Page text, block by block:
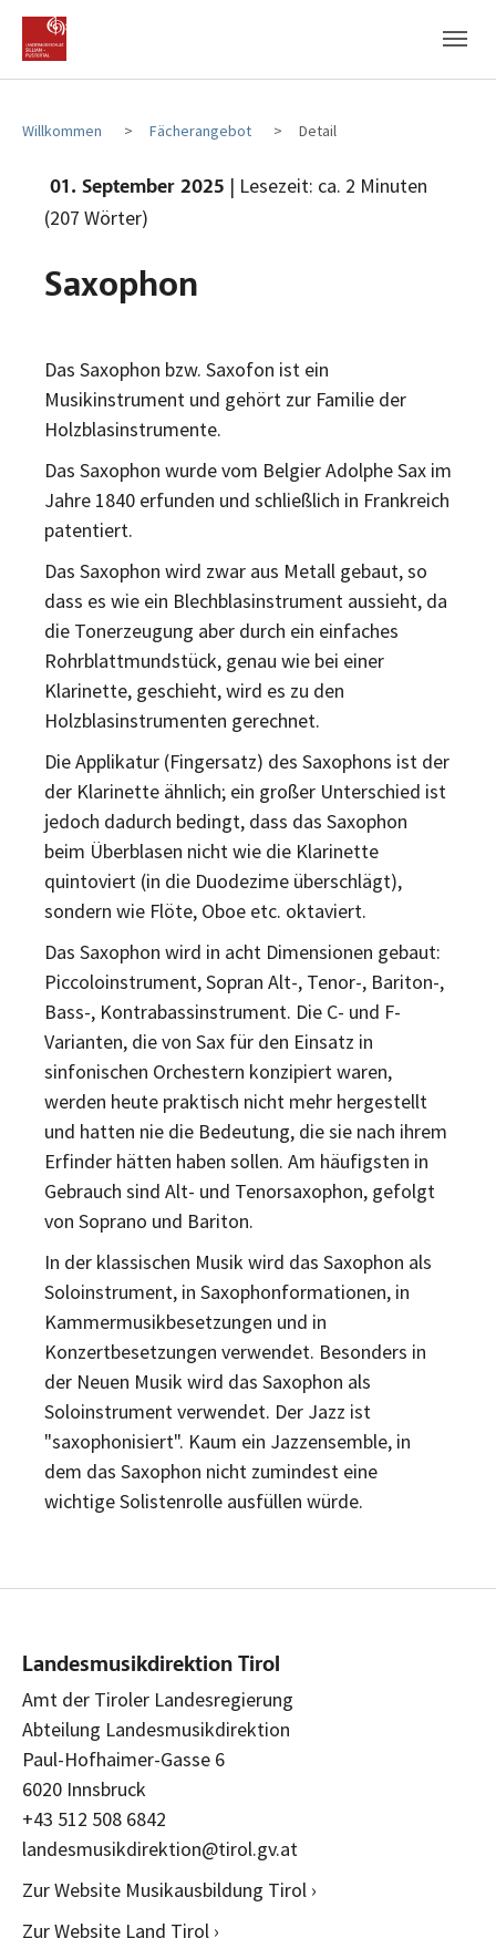
Zum Hauptinhalt
Zum Fußbereich
Willkommen Fächerangebot Detail
01. September 2025 | Lesezeit: ca. 2 Minuten
(207 Wörter)
Saxophon
Das Saxophon bzw. Saxofon ist ein
Musikinstrument und gehört zur Familie der
Holzblasinstrumente.
Das Saxophon wurde vom Belgier Adolphe Sax im
Jahre 1840 erfunden und schließlich in Frankreich
patentiert.
Das Saxophon wird zwar aus Metall gebaut, so
dass es wie ein Blechblasinstrument aussieht, da
die Tonerzeugung aber durch ein einfaches
Rohrblattmundstück, genau wie bei einer
Klarinette, geschieht, wird es zu den
Holzblasinstrumenten gerechnet.
Die Applikatur (Fingersatz) des Saxophons ist der
der Klarinette ähnlich; ein großer Unterschied ist
jedoch dadurch bedingt, dass das Saxophon
beim Überblasen nicht wie die Klarinette
quintoviert (in die Duodezime überschlägt),
sondern wie Flöte, Oboe etc. oktaviert.
Das Saxophon wird in acht Dimensionen gebaut:
Piccoloinstrument, Sopran Alt-, Tenor-, Bariton-,
Bass-, Kontrabassinstrument. Die C- und F-
Varianten, die von Sax für den Einsatz in
sinfonischen Orchestern konzipiert waren,
werden heute praktisch nicht mehr hergestellt
und hatten nie die Bedeutung, die sie nach ihrem
Erfinder hätten haben sollen. Am häufigsten in
Gebrauch sind Alt- und Tenorsaxophon, gefolgt
von Soprano und Bariton.
In der klassischen Musik wird das Saxophon als
Soloinstrument, in Saxophonformationen, in
Kammermusikbesetzungen und in
Konzertbesetzungen verwendet. Besonders in
der Neuen Musik wird das Saxophon als
Soloinstrument verwendet. Der Jazz ist
"saxophonisiert". Kaum ein Jazzensemble, in
dem das Saxophon nicht zumindest eine
wichtige Solistenrolle ausfüllen würde.
Landesmusikdirektion Tirol
Amt der Tiroler Landesregierung
Abteilung Landesmusikdirektion
Paul-Hofhaimer-Gasse 6
6020 Innsbruck
+43 512 508 6842
landesmusikdirektion@tirol.gv.at
Zur Website Musikausbildung Tirol ›
Zur Website Land Tirol ›